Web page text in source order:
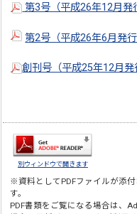
第3号（平成26年12月
第2号（平成26年6月発行
創刊号（平成25年12月発
別ウィンドウで開きます
※資料としてPDFファイルが添
す。
PDF書類をご覧になる場合は、